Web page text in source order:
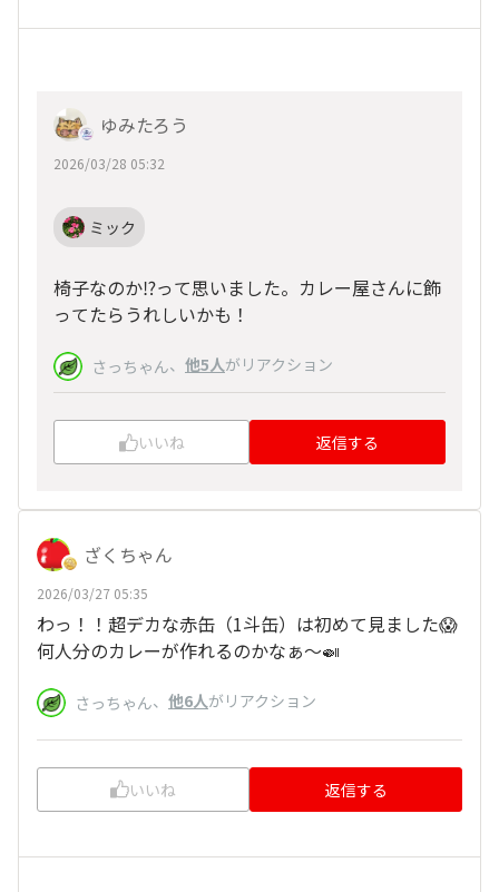
ゆみたろう
2026/03/28 05:32
ミック
椅子なのか⁉️って思いました。カレー屋さんに飾
ってたらうれしいかも！
さっちゃん、 他5人がリアクション
いいね 返信する
ざくちゃん
2026/03/27 05:35
わっ！！超デカな赤缶（1斗缶）は初めて見ました😱
何人分のカレーが作れるのかなぁ～🍛
さっちゃん、 他6人がリアクション
いいね 返信する